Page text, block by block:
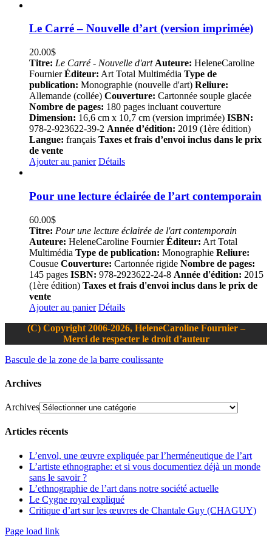
Le Carré – Nouvelle d’art (version imprimée)
20.00$
Titre: Le Carré - Nouvelle d'art Auteure: HeleneCaroline
FournierÉditeur: Art Total Multimédia Type de
publication: Monographie (nouvelle d'art) Reliure:
Allemande (collée) Couverture: Cartonnée souple glacée
Nombre de pages: 180 pages incluant couverture
Dimension: 16,6 cm x 10,7 cm (version imprimée) ISBN:
978-2-923622-39-2 Année d’édition: 2019 (1ère édition)
Langue: français Taxes et frais d’envoi inclus dans le prix
de vente
Ajouter au panier Détails
Pour une lecture éclairée de l’art contemporain
60.00$
Titre: Pour une lecture éclairée de l'art contemporain
Auteure: HeleneCaroline FournierÉditeur: Art Total
Multimédia Type de publication: Monographie Reliure:
Cousue Couverture: Cartonnée rigide Nombre de pages:
145 pages ISBN: 978-2923622-24-8 Année d'édition: 2015
(1ère édition) Taxes et frais d'envoi inclus dans le prix de
vente
Ajouter au panier Détails
(C) Copyright 2006-2026, HeleneCaroline Fournier –
Merci de respecter le droit d’auteur
Bascule de la zone de la barre coulissante
Archives
Archives
Articles récents
L’envol, une œuvre expliquée par l’herméneutique de l’art
L’artiste ethnographe: et si vous documentiez déjà un monde
sans le savoir ?
L’ethnographie de l’art dans notre société actuelle
Le Cygne royal expliqué
Critique d’art sur les œuvres de Chantale Guy (CHAGUY)
Page load link